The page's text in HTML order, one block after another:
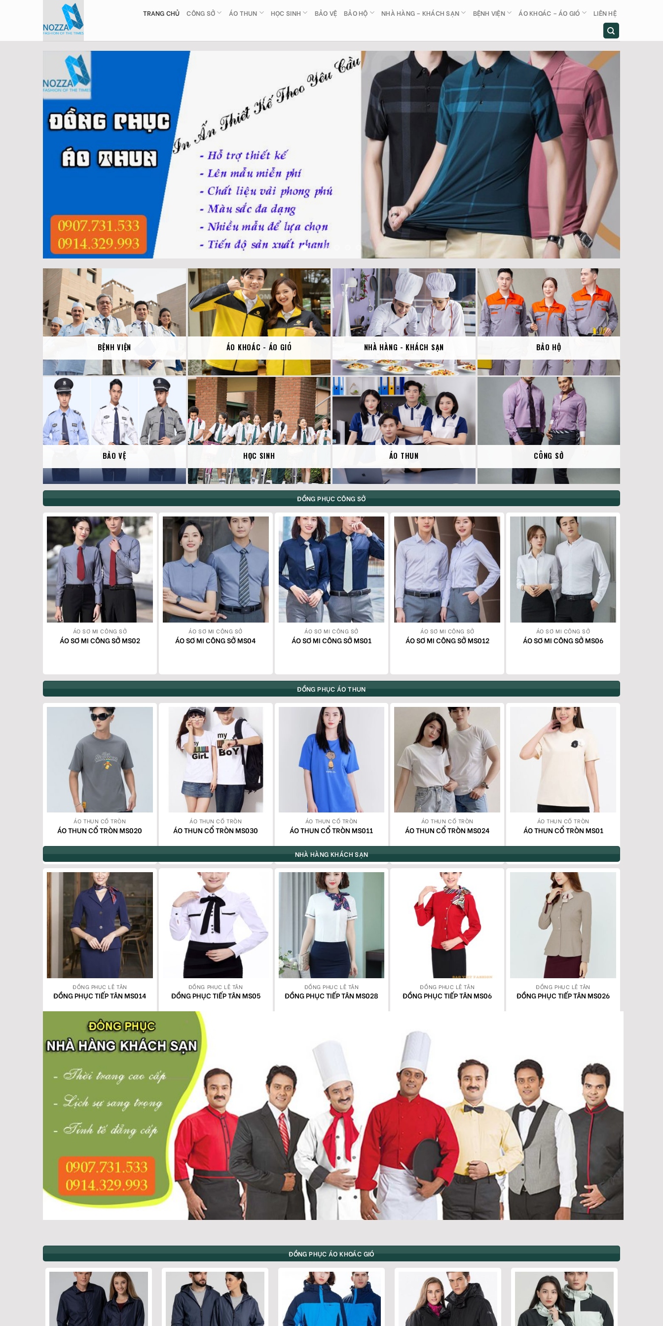
TRANG CHỦ CÔNG SỞ ÁO THUN HỌC SINH BẢO VỆ BẢO HỘ NHÀ HÀNG – KHÁCH SẠN BỆNH VIỆN ÁO KHOÁC – ÁO GIÓ LIÊN HỆ
BỆNH VIỆN ÁO KHOÁC - ÁO GIÓ NHÀ HÀNG - KHÁCH SẠN BẢO HỘ
BẢO VỆ HỌC SINH ÁO THUN CÔNG SỞ
ĐỒNG PHỤC CÔNG SỞ
ÁO SƠ MI CÔNG SỞ
ÁO SƠ MI CÔNG SỞ MS02
ÁO SƠ MI CÔNG SỞ
ÁO SƠ MI CÔNG SỞ MS04
ÁO SƠ MI CÔNG SỞ
ÁO SƠ MI CÔNG SỞ MS01
ÁO SƠ MI CÔNG SỞ
ÁO SƠ MI CÔNG SỞ MS012
ÁO SƠ MI CÔNG SỞ
ÁO SƠ MI CÔNG SỞ MS06
ĐỒNG PHỤC ÁO THUN
ÁO THUN CỔ TRÒN
ÁO THUN CỔ TRÒN MS020
ÁO THUN CỔ TRÒN
ÁO THUN CỔ TRÒN MS030
ÁO THUN CỔ TRÒN
ÁO THUN CỔ TRÒN MS011
ÁO THUN CỔ TRÒN
ÁO THUN CỔ TRÒN MS024
ÁO THUN CỔ TRÒN
ÁO THUN CỔ TRÒN MS01
NHÀ HÀNG KHÁCH SẠN
ĐỒNG PHỤC LỄ TÂN
ĐỒNG PHỤC TIẾP TÂN MS014
ĐỒNG PHỤC LỄ TÂN
ĐỒNG PHỤC TIẾP TÂN MS05
ĐỒNG PHỤC LỄ TÂN
ĐỒNG PHỤC TIẾP TÂN MS028
ĐỒNG PHỤC LỄ TÂN
ĐỒNG PHỤC TIẾP TÂN MS06
ĐỒNG PHỤC LỄ TÂN
ĐỒNG PHỤC TIẾP TÂN MS026
ĐỒNG PHỤC ÁO KHOÁC GIÓ